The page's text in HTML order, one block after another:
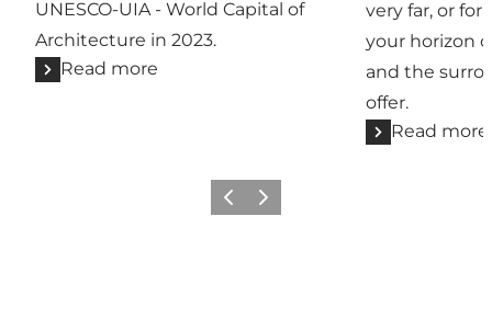
UNESCO-UIA - World Capital of
Architecture in 2023.
Read more
very far, or
your horizon
and the
offer.
Read more
Previous
Next